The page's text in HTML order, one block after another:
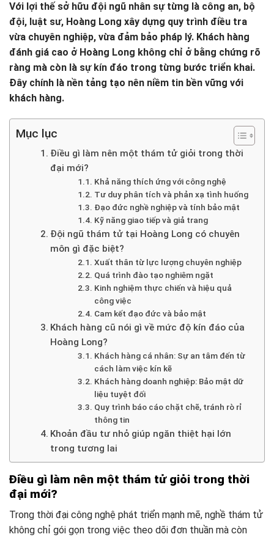
Với lợi thế sở hữu đội ngũ nhân sự từng là công an, bộ
đội, luật sư, Hoàng Long xây dựng quy trình điều tra
vừa chuyên nghiệp, vừa đảm bảo pháp lý. Khách hàng
đánh giá cao ở Hoàng Long không chỉ ở bằng chứng rõ
ràng mà còn là sự kín đáo trong từng bước triển khai.
Đây chính là nền tảng tạo nên niềm tin bền vững với
khách hàng.
Mục lục
Điều gì làm nên một thám tử giỏi trong thời
đại mới?
Khả năng thích ứng với công nghệ
Tư duy phân tích và phản xạ tình huống
Đạo đức nghề nghiệp và tính bảo mật
Kỹ năng giao tiếp và giả trang
Đội ngũ thám tử tại Hoàng Long có chuyên
môn gì đặc biệt?
Xuất thân từ lực lượng chuyên nghiệp
Quá trình đào tạo nghiêm ngặt
Kinh nghiệm thực chiến và hiệu quả
công việc
Cam kết đạo đức và bảo mật
Khách hàng cũ nói gì về mức độ kín đáo của
Hoàng Long?
Khách hàng cá nhân: Sự an tâm đến từ
cách làm việc kín kẽ
Khách hàng doanh nghiệp: Bảo mật dữ
liệu tuyệt đối
Quy trình báo cáo chặt chẽ, tránh rò rỉ
thông tin
Khoản đầu tư nhỏ giúp ngăn thiệt hại lớn
trong tương lai
Điều gì làm nên một thám tử giỏi trong thời
đại mới?
Trong thời đại công nghệ phát triển mạnh mẽ, nghề thám tử
không chỉ gói gọn trong việc theo dõi đơn thuần mà còn